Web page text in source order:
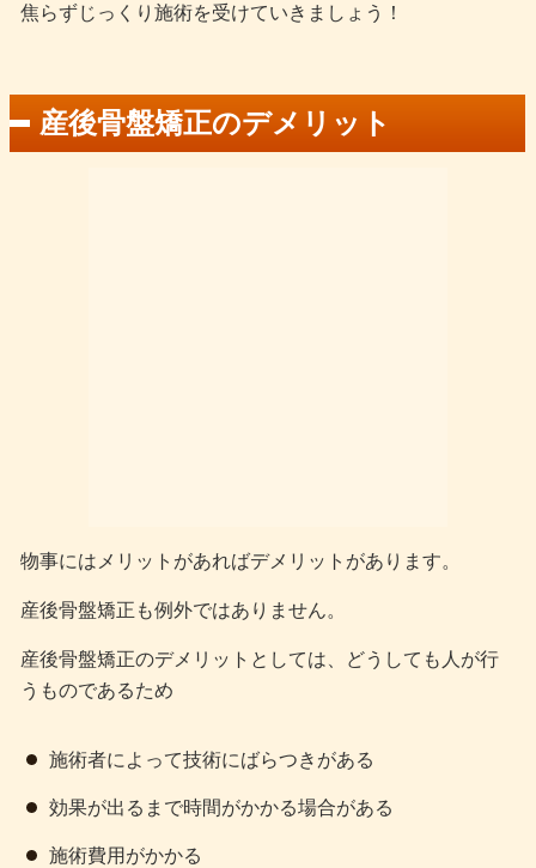
焦らずじっくり施術を受けていきましょう！
産後骨盤矯正のデメリット
物事にはメリットがあればデメリットがあります。
産後骨盤矯正も例外ではありません。
産後骨盤矯正のデメリットとしては、どうしても人が行
うものであるため
施術者によって技術にばらつきがある
効果が出るまで時間がかかる場合がある
施術費用がかかる